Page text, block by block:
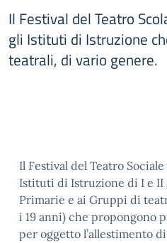
Il Festival del Teatro
gli Istituti di Istruzione
teatrali, di vario genere.
Il Festival del Teatro
Istituti di Istruzione di I e II
Primarie e ai Gruppi di
i 19 anni) che propongono
per oggetto l’allestimento